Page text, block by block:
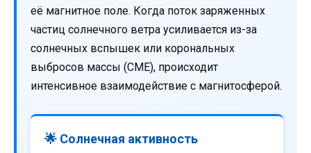
её магнитное поле. Когда поток заряженных
частиц солнечного ветра усиливается из-за
солнечных вспышек или корональных
выбросов массы (CME), происходит
интенсивное взаимодействие с магнитосферой.
🌟 Солнечная активность